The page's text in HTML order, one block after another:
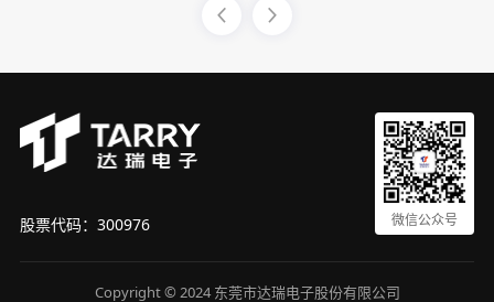
股票代码：300976 微信公众号
Copyright © 2024 东莞市达瑞电子股份有限公司